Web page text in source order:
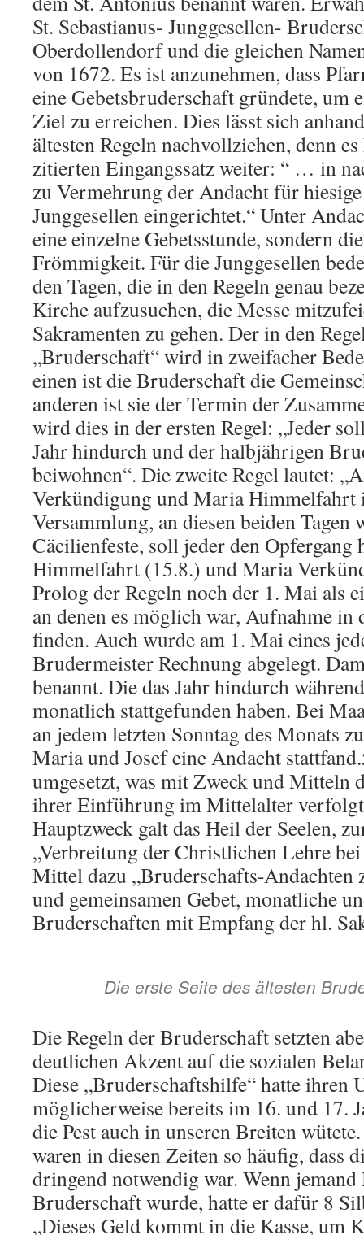
St. Sebastianus- Junggesellen-
Oberdollendorf und die gleichen
von 1672. Es ist anzunehmen, dass
eine Gebetsbruderschaft gründete, um
Ziel zu erreichen. Dies lässt sich
ältesten Regeln nachvollziehen, denn
zitierten Eingangssatz weiter: “ … in
zu Vermehrung der Andacht für
Junggesellen eingerichtet.“ Unter
eine einzelne Gebetsstunde, sondern
Frömmigkeit. Für die Junggesellen
den Tagen, die in den Regeln genau
Kirche aufzusuchen, die Messe
Sakramenten zu gehen. Der in den
„Bruderschaft“ wird in zweifacher
einen ist die Bruderschaft die
anderen ist sie der Termin der
wird dies in der ersten Regel: „Jeder
Jahr hindurch und der halbjährigen
beiwohnen“. Die zweite Regel lautet:
Verkündigung und Maria Himmelfahrt
Versammlung, an diesen beiden Tagen
Cäcilienfeste, soll jeder den Opfergang
Himmelfahrt (15.8.) und Maria
Prolog der Regeln noch der 1. Mai als
an denen es möglich war, Aufnahme
finden. Auch wurde am 1. Mai eines
Brudermeister Rechnung abgelegt.
benannt. Die das Jahr hindurch
monatlich stattgefunden haben. Bei
an jedem letzten Sonntag des Monats
Maria und Josef eine Andacht
umgesetzt, was mit Zweck und Mitteln
ihrer Einführung im Mittelalter
Hauptzweck galt das Heil der Seelen,
„Verbreitung der Christlichen Lehre
Mittel dazu „Bruderschafts-Andachten
und gemeinsamen Gebet, monatliche
Bruderschaften mit Empfang der hl.
Die erste Seite des ältesten
Die Regeln der Bruderschaft setzten
deutlichen Akzent auf die sozialen
Diese „Bruderschaftshilfe“ hatte ihren
möglicherweise bereits im 16. und 17.
die Pest auch in unseren Breiten
waren in diesen Zeiten so häufig, dass
dringend notwendig war. Wenn
Bruderschaft wurde, hatte er dafür 8
„Dieses Geld kommt in die Kasse, um